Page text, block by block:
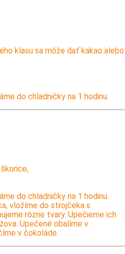
klasu sa môže dať kakao alebo
do chladničky na 1 hodinu.
do chladničky na 1 hodinu.
vložíme do strojčeka s
rôzne tvary. Upečieme ich
Upečené obalíme v
v čokoláde.